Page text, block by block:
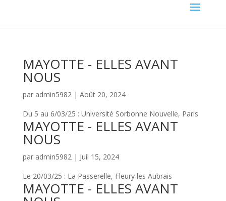
MAYOTTE - ELLES AVANT
NOUS
par admin5982| Août 20, 2024
Du 5 au 6/03/25 : Université Sorbonne Nouvelle, Paris
MAYOTTE - ELLES AVANT
NOUS
par admin5982| Juil 15, 2024
Le 20/03/25 : La Passerelle, Fleury les Aubrais
MAYOTTE - ELLES AVANT